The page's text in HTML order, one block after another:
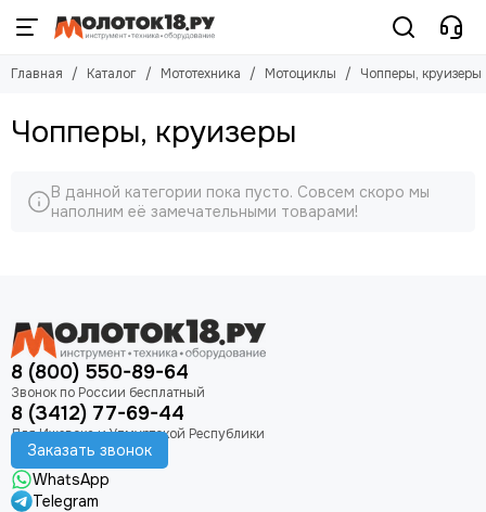
Мототехника
Мотоциклы
Мотоциклы
Дорожные мотоциклы
Мотард
Спортивные мотоциклы
Скутеры
Питбайки
Мотосноуборды
Главная Каталог Мототехника Мотоциклы Чопперы, круизеры
Чопперы, круизеры
В данной категории пока пусто. Совсем скоро мы
наполним её замечательными товарами!
8 (800) 550-89-64
8 (3412) 77-69-44
Заказать звонок
WhatsApp
Telegram